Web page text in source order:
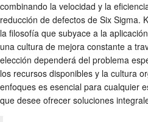
combinando la velocidad y la
reducción de defectos de Six Sigma.
la filosofía que subyace a la
una cultura de mejora constante a
elección dependerá del problema
los recursos disponibles y la cultura
enfoques es esencial para cualquier
que desee ofrecer soluciones